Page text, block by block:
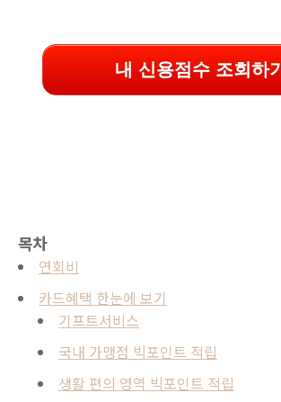
내 신용점수 조회하기
목차
연회비
카드혜택 한눈에 보기
기프트서비스
국내 가맹점 빅포인트 적립
생활 편의 영역 빅포인트 적립